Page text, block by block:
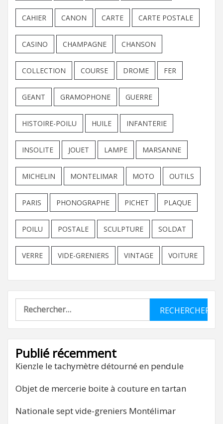
CAHIER CANON CARTE CARTE POSTALE
CASINO CHAMPAGNE CHANSON
COLLECTION COURSE DROME FER
GEANT GRAMOPHONE GUERRE
HISTOIRE-POILU HUILE INFANTERIE
INSOLITE JOUET LAMPE MARSANNE
MICHELIN MONTELIMAR MOTO OUTILS
PARIS PHONOGRAPHE PICHET PLAQUE
POILU POSTALE SCULPTURE SOLDAT
VERRE VIDE-GRENIERS VINTAGE VOITURE
Rechercher :
Publié récemment
Kienzle le tachymètre détourné en pendule
Objet de mercerie boite à couture en tartan
Nationale sept vide-greniers Montélimar